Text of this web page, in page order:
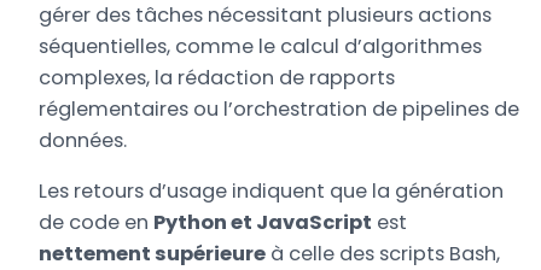
gérer des tâches nécessitant plusieurs actions
séquentielles, comme le calcul d’algorithmes
complexes, la rédaction de rapports
réglementaires ou l’orchestration de pipelines de
données.
Les retours d’usage indiquent que la génération
de code en Python et JavaScript est
nettement supérieure à celle des scripts Bash,